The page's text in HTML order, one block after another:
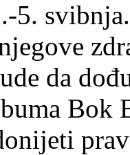
5.
da
Bok